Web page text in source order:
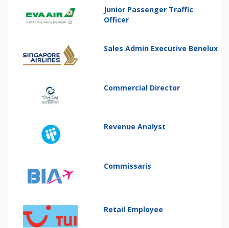
Junior Passenger Traffic
Officer
Sales Admin Executive Benelux
Commercial Director
Revenue Analyst
Commissaris
Retail Employee